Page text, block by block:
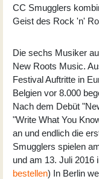
CC Smugglers
Geist des Rock 'n'
Die sechs Musiker
New Roots Music.
Festival Auftritte in
Belgien vor 8.000
Nach dem Debüt
"Write What You
an und endlich die
Smugglers spielen
und am 13. Juli 2016
bestellen) In Berlin